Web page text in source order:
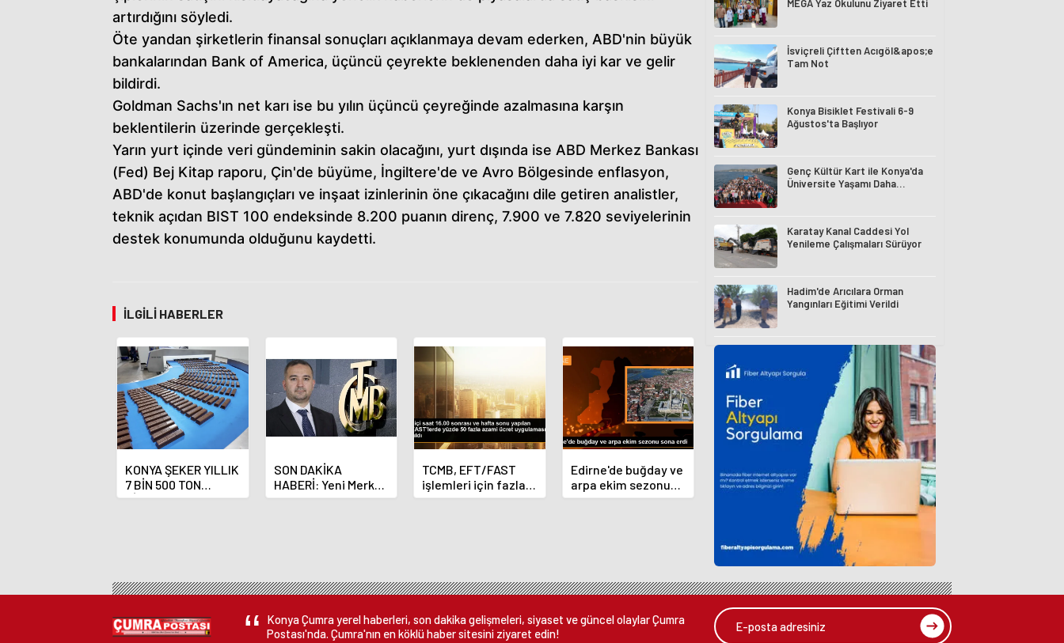
artırdığını söyledi.
Öte yandan şirketlerin finansal sonuçları açıklanmaya devam ederken, ABD'nin büyük
bankalarından Bank of America, üçüncü çeyrekte beklenenden daha iyi kar ve gelir
bildirdi.
Goldman Sachs'ın net karı ise bu yılın üçüncü çeyreğinde azalmasına karşın
beklentilerin üzerinde gerçekleşti.
Yarın yurt içinde veri gündeminin sakin olacağını, yurt dışında ise ABD Merkez Bankası
(Fed) Bej Kitap raporu, Çin'de büyüme, İngiltere'de ve Avro Bölgesinde enflasyon,
ABD'de konut başlangıçları ve inşaat izinlerinin öne çıkacağını dile getiren analistler,
teknik açıdan BIST 100 endeksinde 8.200 puanın direnç, 7.900 ve 7.820 seviyelerinin
destek konumunda olduğunu kaydetti.
İLGILI HABERLER
KONYA ŞEKER YILLIK
7 BİN 500 TON
ÇİKOLATALI ÜRÜN
SON DAKİKA
HABERİ: Yeni Merkez
Bankası Başkanı
TCMB, EFT/FAST
işlemleri için fazla
ücret uygulamasını
Edirne'de buğday ve
arpa ekim sezonu
sona erdi
MEGA Yaz Okulunu Ziyaret Etti
İsviçreli Çiftten Acıgöl&apos;e
Tam Not
Konya Bisiklet Festivali 6-9
Ağustos'ta Başlıyor
Genç Kültür Kart ile Konya'da
Üniversite Yaşamı Daha
Karatay Kanal Caddesi Yol
Yenileme Çalışmaları Sürüyor
Hadim'de Arıcılara Orman
Yangınları Eğitimi Verildi
Konya Çumra yerel haberleri, son dakika gelişmeleri, siyaset ve güncel olaylar Çumra
Postası'nda. Çumra'nın en köklü haber sitesini ziyaret edin!